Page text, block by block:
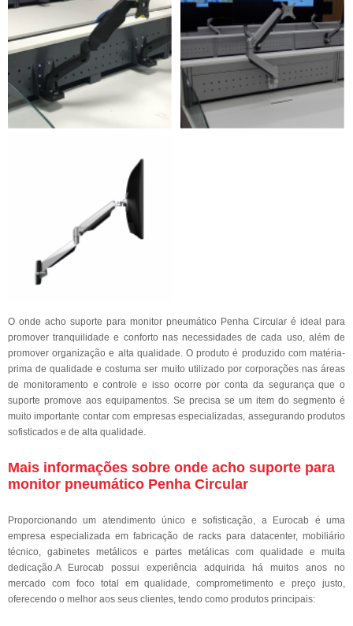
O onde acho suporte para monitor pneumático Penha Circular é ideal para
promover tranquilidade e conforto nas necessidades de cada uso, além de
promover organização e alta qualidade. O produto é produzido com matéria-
prima de qualidade e costuma ser muito utilizado por corporações nas áreas
de monitoramento e controle e isso ocorre por conta da segurança que o
suporte promove aos equipamentos. Se precisa se um item do segmento é
muito importante contar com empresas especializadas, assegurando produtos
sofisticados e de alta qualidade.
Mais informações sobre onde acho suporte para
monitor pneumático Penha Circular
Proporcionando um atendimento único e sofisticação, a Eurocab é uma
empresa especializada em fabricação de racks para datacenter, mobiliário
técnico, gabinetes metálicos e partes metálicas com qualidade e muita
dedicação.A Eurocab possui experiência adquirida há muitos anos no
mercado com foco total em qualidade, comprometimento e preço justo,
oferecendo o melhor aos seus clientes, tendo como produtos principais: